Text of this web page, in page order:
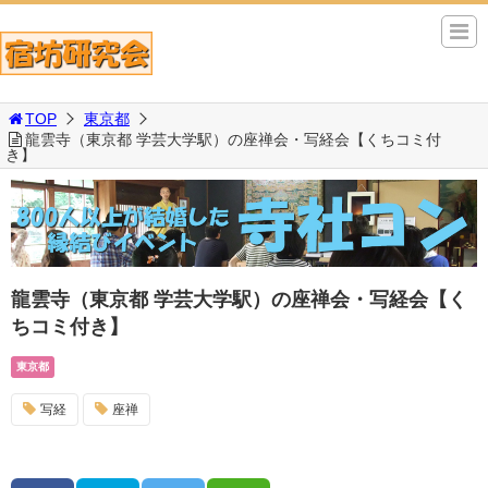
TOP
東京都
龍雲寺（東京都 学芸大学駅）の座禅会・写経会【くちコミ付
き】
龍雲寺（東京都 学芸大学駅）の座禅会・写経会【く
ちコミ付き】
東京都
写経 座禅